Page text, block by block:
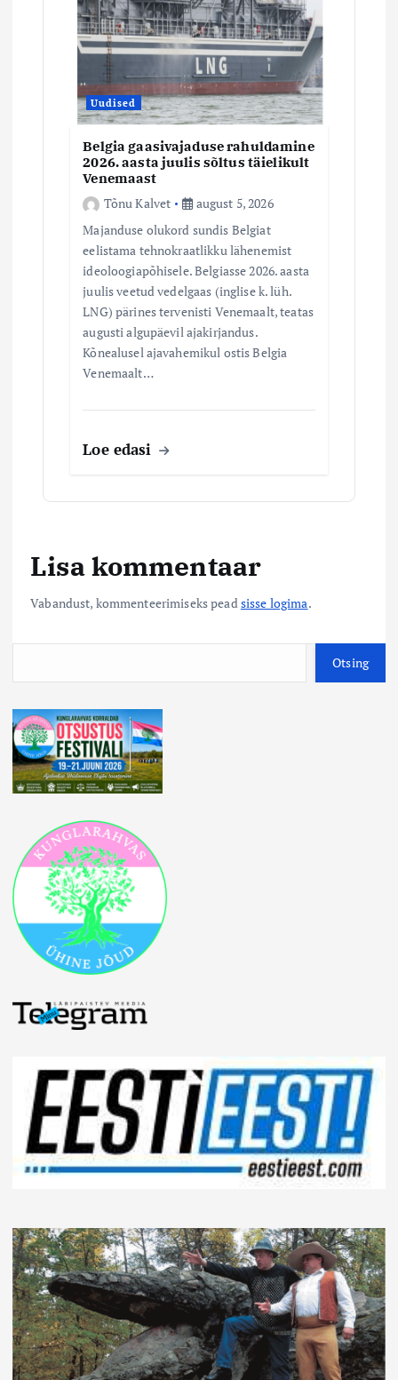
Uudised
Belgia gaasivajaduse rahuldamine
2026. aasta juulis sõltus täielikult
Venemaast
Tõnu Kalvet
august 5, 2026
Majanduse olukord sundis Belgiat
eelistama tehnokraatlikku lähenemist
ideoloogiapõhisele. Belgiasse 2026. aasta
juulis veetud vedelgaas (inglise k. lüh.
LNG) pärines tervenisti Venemaalt, teatas
augusti algupäevil ajakirjandus.
Kõnealusel ajavahemikul ostis Belgia
Venemaalt…
Loe edasi
Lisa kommentaar
Vabandust, kommenteerimiseks peadsisse logima.
i
Otsing